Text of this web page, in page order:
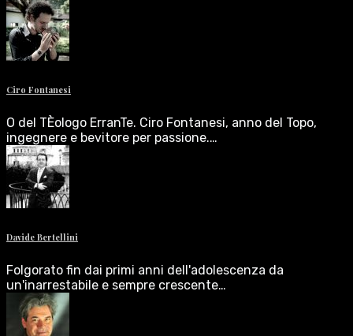
Ciro Fontanesi
O del TÈologo ErranTe. Ciro Fontanesi, anno del Topo,
ingegnere e bevitore per passione.…
Davide Bertellini
Folgorato fin dai primi anni dell'adolescenza da
un'inarrestabile e sempre crescente…